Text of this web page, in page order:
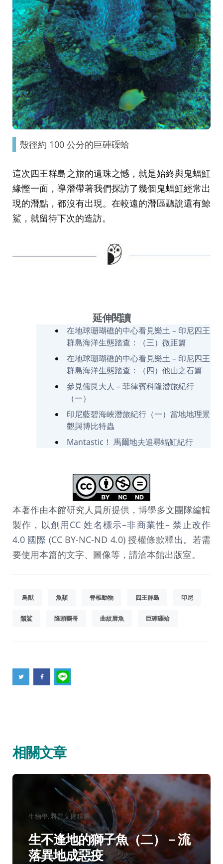
殼徑約 100 公分的巨硨磲蛤
這次四王群島之旅的遺珠之憾，就是始終與鬼蝠魟
緣慳一面，導潛帶著我們探訪了幾個鬼蝠魟經常出
現的潛點，都沒有出現。在較遠的潛區聽說還有鯨
鯊，就留待下次的造訪。
延伸閱讀
在地球珊瑚礁的中心看見樂土 – 印尼四王
群島海洋生態踏查：（三）微距篇
在地球珊瑚礁的中心看見樂土 – 印尼四王
群島海洋生態踏查：（四）他山之石篇
參見儒艮大人 – 菲律賓科隆潛旅紀行
（一）
印尼藍碧海峽潛旅紀行（一）當地地理景
觀與博比特蟲
Mantastic！ 馬爾地夫追尋蝠魟紀行
本著作由本館研究人員所提供，博學多文團隊編輯
製作，以創用CC 姓名標示–非商業性– 禁止改作
4.0 國際 (CC BY-NC-ND 4.0) 授權條款釋出。若需
要使用本篇的文字、圖像等，請洽本館出版室。
鳥獸 魚類 脊椎動物 四王群島 印尼
鬚鯊 隆頭鸚哥 曲紋唇魚 巨硨磲蛤
相關文章
分
類：
生物學 科普文摘精選
生不逢地的獅子魚（二）－流
落異地成惡疫